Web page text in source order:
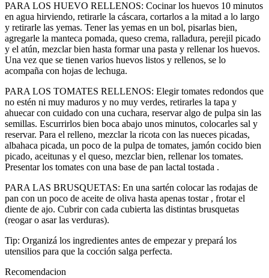
PARA LOS HUEVO RELLENOS: Cocinar los huevos 10 minutos
en agua hirviendo, retirarle la cáscara, cortarlos a la mitad a lo largo
y retirarle las yemas. Tener las yemas en un bol, pisarlas bien,
agregarle la manteca pomada, queso crema, ralladura, perejil picado
y el atún, mezclar bien hasta formar una pasta y rellenar los huevos.
Una vez que se tienen varios huevos listos y rellenos, se lo
acompaña con hojas de lechuga.
PARA LOS TOMATES RELLENOS: Elegir tomates redondos que
no estén ni muy maduros y no muy verdes, retirarles la tapa y
ahuecar con cuidado con una cuchara, reservar algo de pulpa sin las
semillas. Escurrirlos bien boca abajo unos minutos, colocarles sal y
reservar. Para el relleno, mezclar la ricota con las nueces picadas,
albahaca picada, un poco de la pulpa de tomates, jamón cocido bien
picado, aceitunas y el queso, mezclar bien, rellenar los tomates.
Presentar los tomates con una base de pan lactal tostada .
PARA LAS BRUSQUETAS: En una sartén colocar las rodajas de
pan con un poco de aceite de oliva hasta apenas tostar , frotar el
diente de ajo. Cubrir con cada cubierta las distintas brusquetas
(reogar o asar las verduras).
Tip: Organizá los ingredientes antes de empezar y prepará los
utensilios para que la cocción salga perfecta.
Recomendacion